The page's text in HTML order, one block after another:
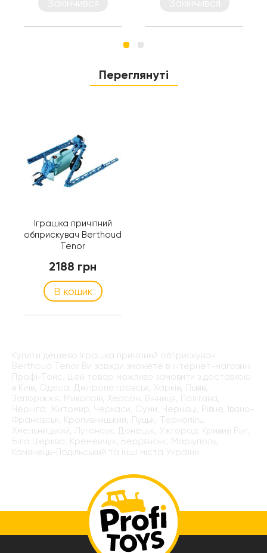
Переглянуті
Іграшка причіпний
обприскувач Berthoud
Tenor
2188 грн
В кошик
Купити дешево Іграшка причіпний обприскувач
Berthoud Tenor Ви завжди зможете в інтернет-магазині
Профі-Тойс. Цей товар можливо замовити з доставкою
в Київ, Одеса, Дніпропетровськ, Харків, Львів,
Запоріжжя, Миколаїв, Херсон, Вінниця, Полтава,
Чернігів, Житомир, Черкаси, Суми, Чернівці, Рівне, Івано-
Франківськ, Кропивницький, Луцьк, Тернопіль,
Хмельницький, Луганськ, Донецьк, Ужгород, Кривий Рыг,
Біла Церква, Кременчук, Бердянськ, Маріуполь,
Камянець-Подільський та інші міста України